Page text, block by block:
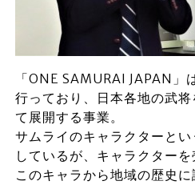
「ONE SAMURAI JAPAN」
行っており、日本各地の武
て展開する事業。
サムライのキャラクターと
しているが、キャラクターを
このキャラから地域の歴史に